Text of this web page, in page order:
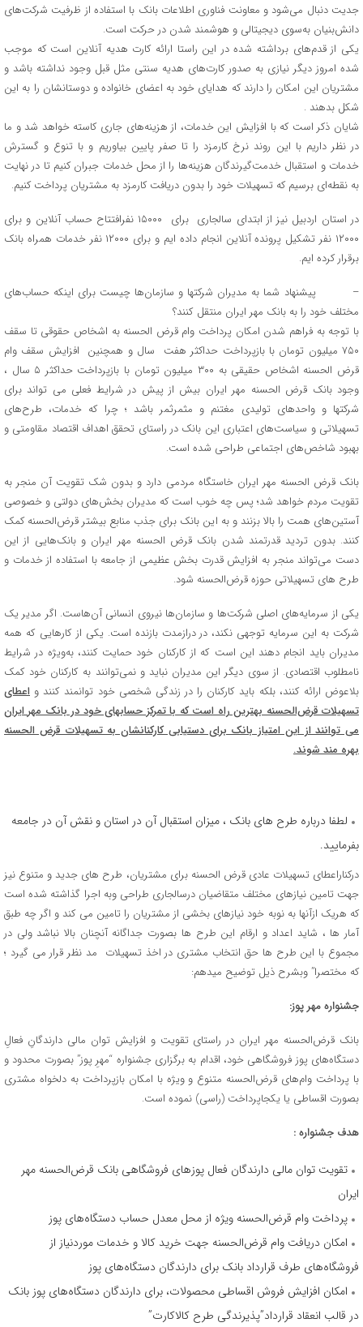
جدیت دنبال می‌شود و معاونت فناوری اطلاعات بانک با استفاده از ظرفیت شرکت‌های
دانش‌بنیان به‌سوی دیجیتالی و هوشمند شدن در حرکت است.
یکی از قدم‌های برداشته شده در این راستا ارائه کارت هدیه آنلاین است که موجب
شده امروز دیگر نیازی به صدور کارت‌های هدیه سنتی مثل قبل وجود نداشته باشد و
مشتریان این امکان را دارند که هدایای خود به اعضای خانواده و دوستانشان را به این
شکل بدهند .
شایان ‌ذکر است که با افزایش این خدمات، از هزینه‌های جاری کاسته خواهد شد و ما
در نظر داریم با این روند نرخ کارمزد را تا صفر پایین بیاوریم و با تنوع و گسترش
خدمات و استقبال خدمت‌گیرندگان هزینه‌ها را از محل خدمات جبران کنیم تا در نهایت
به نقطه‌ای برسیم که تسهیلات خود را بدون دریافت کارمزد به مشتریان پرداخت کنیم.
در استان اردبیل نیز از ابتدای سالجاری برای ۱۵۰۰۰ نفرافتتاح حساب آنلاین و برای
۱۲۰۰۰ نفر تشکیل پرونده آنلاین انجام داده ایم و برای ۱۲۰۰۰ نفر خدمات همراه بانک
برقرار کرده ایم.
– پيشنهاد شما به مديران شرکتها و سازمان‌ها چيست براي اينكه حساب‌هاي
مختلف خود را به بانك مهر ايران منتقل كنند؟
با توجه به فراهم شدن امکان پرداخت وام قرض الحسنه به اشخاص حقوقی تا سقف
۷۵۰ میلیون تومان با بازپرداخت حداکثر هفت سال و همچنین افزایش سقف وام
قرض الحسنه اشخاص حقیقی به ۳۰۰ میلیون تومان با بازپرداخت حداکثر ۵ سال ،
وجود بانک قرض الحسنه مهر ایران بیش از پیش در شرایط فعلی می تواند برای
شرکتها و واحدهای تولیدی مغتنم و مثمرثمر باشد ؛ چرا که خدمات، طرح‌های
تسهیلاتی و سیاست‌های اعتباری این بانک در راستای تحقق اهداف اقتصاد مقاومتی و
بهبود شاخص‌های اجتماعی طراحی شده است.
بانک قرض الحسنه مهر ایران خاستگاه مردمی دارد و بدون شک تقویت آن منجر به
تقویت مردم خواهد شد؛ پس چه خوب است که مدیران بخش‌های دولتی و خصوصی
آستین‌های همت را بالا بزنند و به این بانک برای جذب منابع بیشتر قرض‌الحسنه کمک
کنند. بدون تردید قدرتمند شدن بانک قرض الحسنه مهر ایران و بانک‌هایی از این
دست می‌تواند منجر به افزایش قدرت بخش عظیمی از جامعه با استفاده از خدمات و
طرح های تسهیلاتی حوزه قرض‌الحسنه شود.
یکی از سرمایه‌های اصلي شرکت‌ها و سازمان‌ها نيروي انساني آن‌هاست. اگر مدير يک
شرکت به اين سرمايه توجهي نكند، در درازمدت بازنده است. يكي از كارهايي كه همه
مديران بايد انجام دهند اين است كه از كاركنان خود حمايت كنند، به‌ويژه در شرايط
نامطلوب اقتصادي. از سوي ديگر اين مديران نبايد و نمي‌توانند به كاركنان خود كمك
بلاعوض ارائه كنند، بلكه بايد كاركنان را در زندگي شخصي خود توانمند كنند و اعطاي
تسهيلات قرض‌الحسنه بهترين راه است که با تمرکز حسابهای خود در بانک مهر ایران
می توانند از این امتیاز بانک برای دستیابی کارکنانشان به تسهیلات قرض الحسنه
بهره مند شوند.
لطفا درباره طرح های بانک ، میزان استقبال آن در استان و نقش آن در جامعه
بفرمایید.
درکناراعطای تسهیلات عادی قرض الحسنه برای مشتریان، طرح های جدید و متنوع نیز
جهت تامین نیازهای مختلف متقاضیان درسالجاری طراحی وبه اجرا گذاشته شده است
که هریک ازآنها به نوبه خود نیازهای بخشی از مشتریان را تامین می کند و اگر چه طبق
آمار ها ، شاید اعداد و ارقام این طرح ها بصورت جداگانه آنچنان بالا نباشد ولی در
مجموع با این طرح ها حق انتخاب مشتری در اخذ تسهیلات مد نظر قرار می گیرد ؛
که مختصرا” وبشرح ذیل توضیح میدهم:
جشنواره مهر پوز:
بانک قرض‌الحسنه مهر ایران در راستای تقویت و افزایش توان مالی دارندگانِ فعالِ
دستگاه‌های پوز فروشگاهی خود، اقدام به برگزاری جشنواره “مهرِ پوز” بصورت محدود و
با پرداخت وام‌های قرض‌الحسنه متنوع و ویژه با امکان بازپرداخت به‌ دلخواه مشتری
بصورت اقساطی یا یکجاپرداخت (راسی) نموده است.
هدف جشنواره :
تقویت توان مالی دارندگان فعال پوزهای فروشگاهی بانک قرض‌الحسنه مهر
ایران
پرداخت وام قرض‌الحسنه ویژه از محل معدل حساب دستگاه‌های پوز
امکان دریافت وام قرض‌الحسنه جهت خرید کالا و خدمات موردنیاز از
فروشگاه‌های طرف قرارداد بانک برای دارندگان دستگاه‌های پوز
امکان افزایش فروش اقساطی محصولات، برای دارندگان دستگاه‌های پوز بانک
در قالب انعقاد قرارداد”پذیرندگی طرح کالاکارت”